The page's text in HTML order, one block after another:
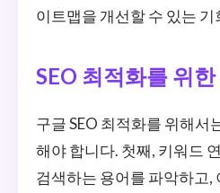
이트맵을 개선할 수 있는
SEO 최적화를 위
구글 SEO 최적화를 위해서
해야 합니다. 첫째, 키워드
검색하는 용어를 파악하고,